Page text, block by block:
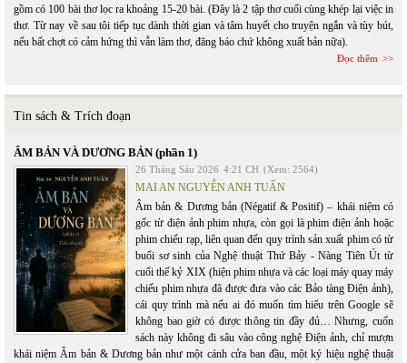
gồm có 100 bài thơ lọc ra khoảng 15-20 bài. (Đây là 2 tập thơ cuối cùng khép lại việc in
thơ. Từ nay về sau tôi tiếp tục dành thời gian và tâm huyết cho truyện ngắn và tùy bút,
nếu bất chợt có cảm hứng thì vẫn làm thơ, đăng báo chứ không xuất bản nữa).
Đọc thêm
Tin sách & Trích đoạn
ÂM BẢN VÀ DƯƠNG BẢN (phần 1)
26 Tháng Sáu 2026 4:21 CH (Xem: 2564)
MAI AN NGUYỄN ANH TUẤN
Âm bản & Dương bản (Négatif & Positif) – khái niệm có
gốc từ điện ảnh phim nhựa, còn gọi là phim điện ảnh hoặc
phim chiếu rạp, liên quan đến quy trình sản xuất phim có từ
buổi sơ sinh của Nghệ thuật Thứ Bảy - Nàng Tiên Út từ
cuối thế kỷ XIX (hiện phim nhựa và các loại máy quay máy
chiếu phim nhựa đã được đưa vào các Bảo tàng Điện ảnh),
cái quy trình mà nếu ai đó muốn tìm hiểu trên Google sẽ
không bao giờ có được thông tin đầy đủ… Nhưng, cuốn
sách này không đi sâu vào công nghệ Điện ảnh, chỉ mượn
khái niệm Âm bản & Dương bản như một cánh cửa ban đầu, một ký hiệu nghệ thuật